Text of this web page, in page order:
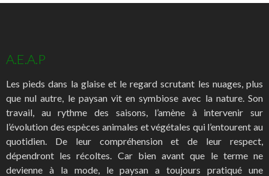
A.E.A.P
Les pieds dans la glaise et le regard scrutant les nuages, plus
que nul autre, le paysan vit en symbiose avec la nature. Son
travail, au rythme des saisons, l’amène à intervenir sur
l’évolution des espèces animales et végétales qui l’entourent au
quotidien. De leur compréhension et de leur respect,
dépendront les récoltes. Car bien avant que le terme ne
devienne à la mode, le paysan a toujours pratiqué une